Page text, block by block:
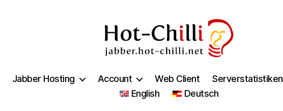
chilli.net
Jabber Hosting Account Web Client Serverstatistiken
English
Deutsch